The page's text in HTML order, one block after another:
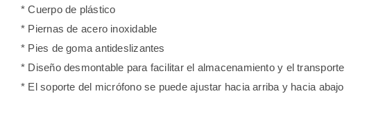
* Cuerpo de plástico
* Piernas de acero inoxidable
* Pies de goma antideslizantes
* Diseño desmontable para facilitar el almacenamiento y el transporte
* El soporte del micrófono se puede ajustar hacia arriba y hacia abajo